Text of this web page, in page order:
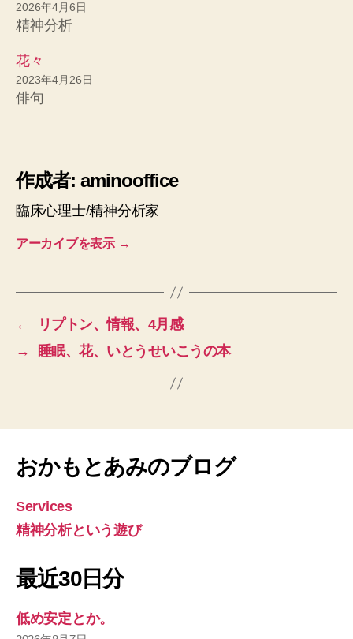
2026年4月6日
精神分析
花々
2023年4月26日
俳句
作成者: aminooffice
臨床心理士/精神分析家
アーカイブを表示 →
←
リプトン、情報、4月感
→
睡眠、花、いとうせいこうの本
おかもとあみのブログ
Services
精神分析という遊び
最近30日分
低め安定とか。